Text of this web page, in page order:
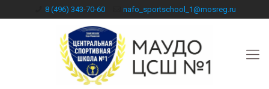
8 (496) 343-70-60 nafo_sportschool_1@mosreg.ru